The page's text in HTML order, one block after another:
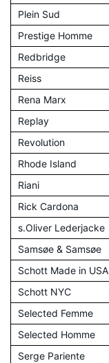
Plein Sud
Prestige Homme
Redbridge
Reiss
Rena Marx
Replay
Revolution
Rhode Island
Riani
Rick Cardona
s.Oliver Lederjacke
Samsøe & Samsøe
Schott Made in USA
Schott NYC
Selected Femme
Selected Homme
Serge Pariente